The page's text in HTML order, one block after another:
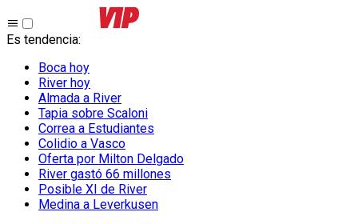
Es tendencia:
Boca hoy
River hoy
Almada a River
Tapia sobre Scaloni
Correa a Estudiantes
Colidio a Vasco
Oferta por Milton Delgado
River gastó 66 millones
Posible XI de River
Medina a Leverkusen